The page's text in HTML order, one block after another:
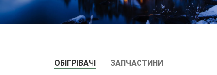
ОБІГРІВАЧІ ЗАПЧАСТИНИ